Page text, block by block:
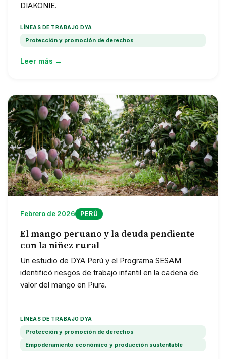
DIAKONIE.
LÍNEAS DE TRABAJO DYA
Protección y promoción de derechos
Leer más →
Febrero de 2026 PERÚ
El mango peruano y la deuda pendiente
con la niñez rural
Un estudio de DYA Perú y el Programa SESAM
identificó riesgos de trabajo infantil en la cadena de
valor del mango en Piura.
LÍNEAS DE TRABAJO DYA
Protección y promoción de derechos
Empoderamiento económico y producción sustentable